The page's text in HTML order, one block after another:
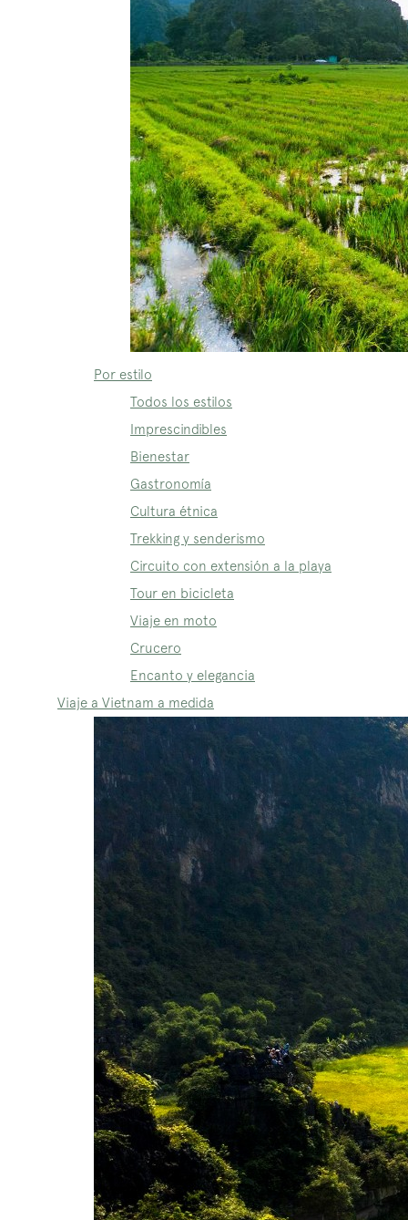
Por estilo
Todos los estilos
Imprescindibles
Bienestar
Gastronomía
Cultura étnica
Trekking y senderismo
Circuito con extensión a la playa
Tour en bicicleta
Viaje en moto
Crucero
Encanto y elegancia
Viaje a Vietnam a medida